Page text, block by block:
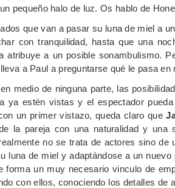
pequeño halo de luz. Os hablo de
que van a pasar su luna de miel a
con tranquilidad, hasta que una
atribuye a un posible sonambulismo.
a Paul a preguntarse qué le pasa en
medio de ninguna parte, las
ya estén vistas y el espectador
un primer vistazo, queda claro que
la pareja con una naturalidad y una
no se trata de actores sino de
luna de miel y adaptándose a un
un muy necesario vinculo de
con ellos, conociendo los detalles de